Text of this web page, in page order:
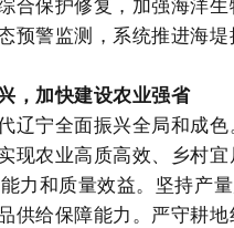
预警监测，系统推进海
，加快建设农业强省
辽宁全面振兴全局和成
现农业高质高效、乡村
力和质量效益。坚持产
供给保障能力。严守耕